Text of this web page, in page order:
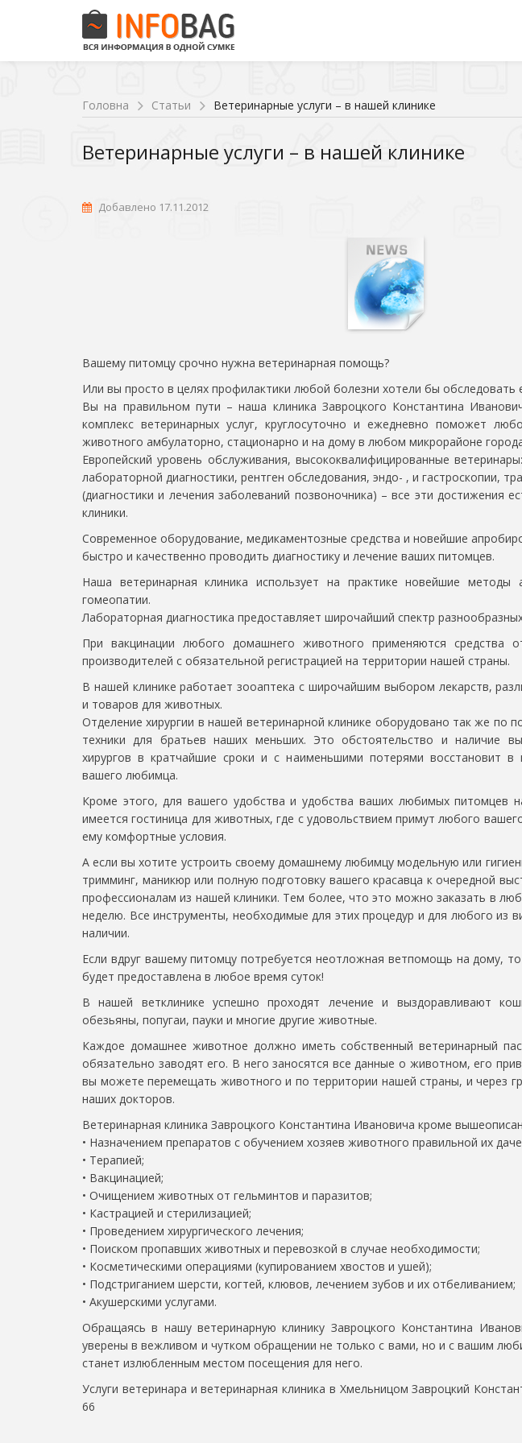
Головна Статьи Ветеринарные услуги – в нашей клинике
Ветеринарные услуги – в нашей клинике
Добавлено 17.11.2012
Вашему питомцу срочно нужна ветеринарная помощь?
Или вы просто в целях профилактики любой болезни хотели бы обследовать
Вы на правильном пути – наша клиника Завроцкого Константина
комплекс ветеринарных услуг, круглосуточно и ежедневно поможет
животного амбулаторно, стационарно и на дому в любом микрорайоне
Европейский уровень обслуживания, высококвалифицированные
лабораторной диагностики, рентген обследования, эндо- , и гастроскопии,
(диагностики и лечения заболеваний позвоночника) – все эти достижения
клиники.
Современное оборудование, медикаментозные средства и новейшие
быстро и качественно проводить диагностику и лечение ваших питомцев.
Наша ветеринарная клиника использует на практике новейшие методы
гомеопатии.
Лабораторная диагностика предоставляет широчайший спектр
При вакцинации любого домашнего животного применяются средства
производителей с обязательной регистрацией на территории нашей страны.
В нашей клинике работает зооаптека с широчайшим выбором лекарств,
и товаров для животных.
Отделение хирургии в нашей ветеринарной клинике оборудовано так же по
техники для братьев наших меньших. Это обстоятельство и наличие
хирургов в кратчайшие сроки и с наименьшими потерями восстановит в
вашего любимца.
Кроме этого, для вашего удобства и удобства ваших любимых питомцев
имеется гостиница для животных, где с удовольствием примут любого
ему комфортные условия.
А если вы хотите устроить своему домашнему любимцу модельную или
тримминг, маникюр или полную подготовку вашего красавца к очередной
профессионалам из нашей клиники. Тем более, что это можно заказать в
неделю. Все инструменты, необходимые для этих процедур и для любого из
наличии.
Если вдруг вашему питомцу потребуется неотложная ветпомощь на дому,
будет предоставлена в любое время суток!
В нашей ветклинике успешно проходят лечение и выздоравливают
обезьяны, попугаи, пауки и многие другие животные.
Каждое домашнее животное должно иметь собственный ветеринарный
обязательно заводят его. В него заносятся все данные о животном, его
вы можете перемещать животного и по территории нашей страны, и через
наших докторов.
Ветеринарная клиника Завроцкого Константина Ивановича кроме
• Назначением препаратов с обучением хозяев животного правильной их
• Терапией;
• Вакцинацией;
• Очищением животных от гельминтов и паразитов;
• Кастрацией и стерилизацией;
• Проведением хирургического лечения;
• Поиском пропавших животных и перевозкой в случае необходимости;
• Косметическими операциями (купированием хвостов и ушей);
• Подстриганием шерсти, когтей, клювов, лечением зубов и их отбеливанием;
• Акушерскими услугами.
Обращаясь в нашу ветеринарную клинику Завроцкого Константина
уверены в вежливом и чутком обращении не только с вами, но и с вашим
станет излюбленным местом посещения для него.
Услуги ветеринара и ветеринарная клиника в Хмельницом Завроцкий
66